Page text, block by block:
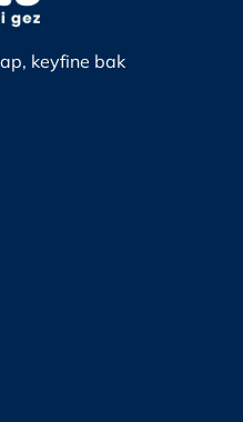
keyfine bak